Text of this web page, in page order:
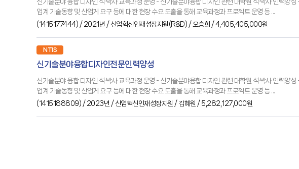
신기술분야 융합 디자인 석·박사 교육과정 운영 - 신기술분야융합 디자인 관련 대학원 석·박사 인력양성
업계 기술동향 및 산업게 요구 등에 대한 현장 수요 도출을 통해 교육과정과 프로젝트 운영 등 ...
( 1415177444 ) / 2021년 / 산업혁신인재성장지원(R&D) / 오승희 / 4,405,405,000원
NTIS
신기술분야융합디자인전문인력양성
신기술분야 융합 디자인 석·박사 교육과정 운영 - 신기술분야융합 디자인 관련 대학원 석·박사 인력양성
업계 기술동향 및 산업게 요구 등에 대한 현장 수요 도출을 통해 교육과정과 프로젝트 운영 등 ...
( 1415188809 ) / 2023년 / 산업혁신인재성장지원 / 김혜원 / 5,282,127,000원